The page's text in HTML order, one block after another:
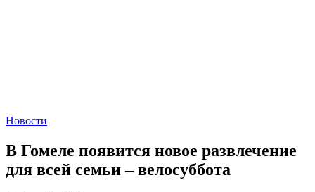
Новости
В Гомеле появится новое развлечение
для всей семьи – велосуббота